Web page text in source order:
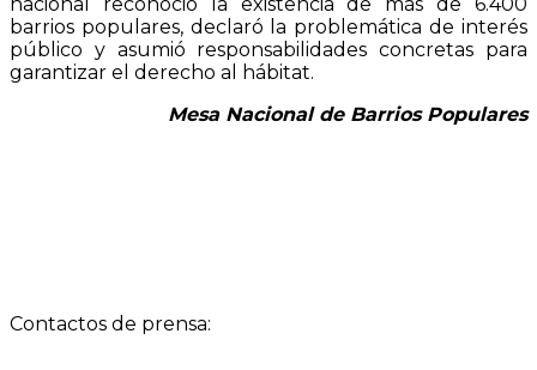
nacional reconoció la existencia de más de 6.400
barrios populares, declaró la problemática de interés
público y asumió responsabilidades concretas para
garantizar el derecho al hábitat.
Mesa Nacional de Barrios Populares
Contactos de prensa: